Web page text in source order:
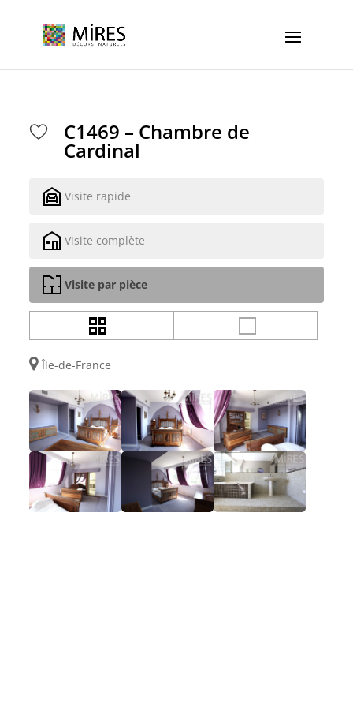
C1469 – Chambre de
Cardinal
Visite rapide
Visite complète
Visite par pièce
Île-de-France